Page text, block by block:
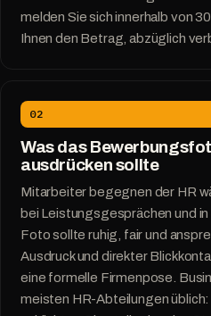
melden Sie sich innerhalb von
Ihnen den Betrag, abzüglich
02
Was das
ausdrücken sollte
Mitarbeiter begegnen der HR
bei Leistungsgesprächen und
Foto sollte ruhig, fair und
Ausdruck und direkter
eine formelle Firmenpose.
meisten HR-Abteilungen